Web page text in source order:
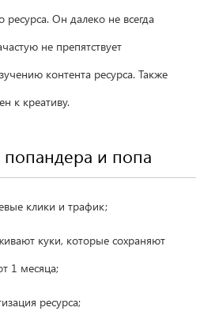
ресурса. Он далеко не всегда
не препятствует
контента ресурса. Также
к креативу.
и попа
клики и трафик;
куки, которые сохраняют
1 месяца;
ресурса;